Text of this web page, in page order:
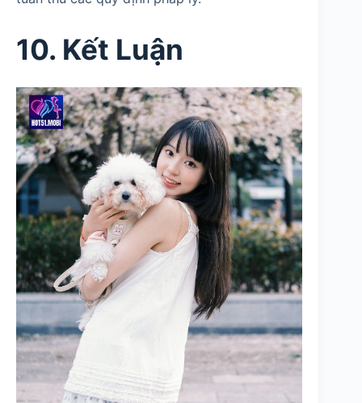
10. Kết Luận